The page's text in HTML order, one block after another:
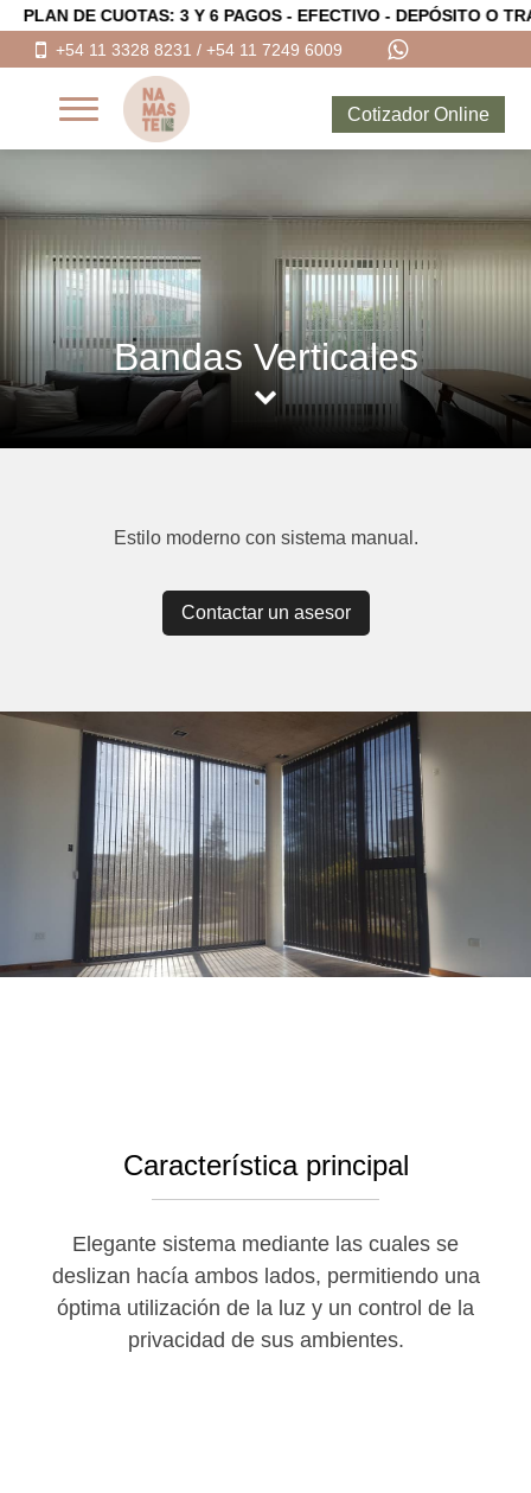
DE CUOTAS: 3 Y 6 PAGOS - EFECTIVO - DEPÓSITO O
+54 11 3328 8231 / +54 11 7249 6009
Cotizador Online
Bandas Verticales
Estilo moderno con sistema manual.
Contactar un asesor
Característica principal
Elegante sistema mediante las cuales se
deslizan hacía ambos lados, permitiendo una
óptima utilización de la luz y un control de la
privacidad de sus ambientes.